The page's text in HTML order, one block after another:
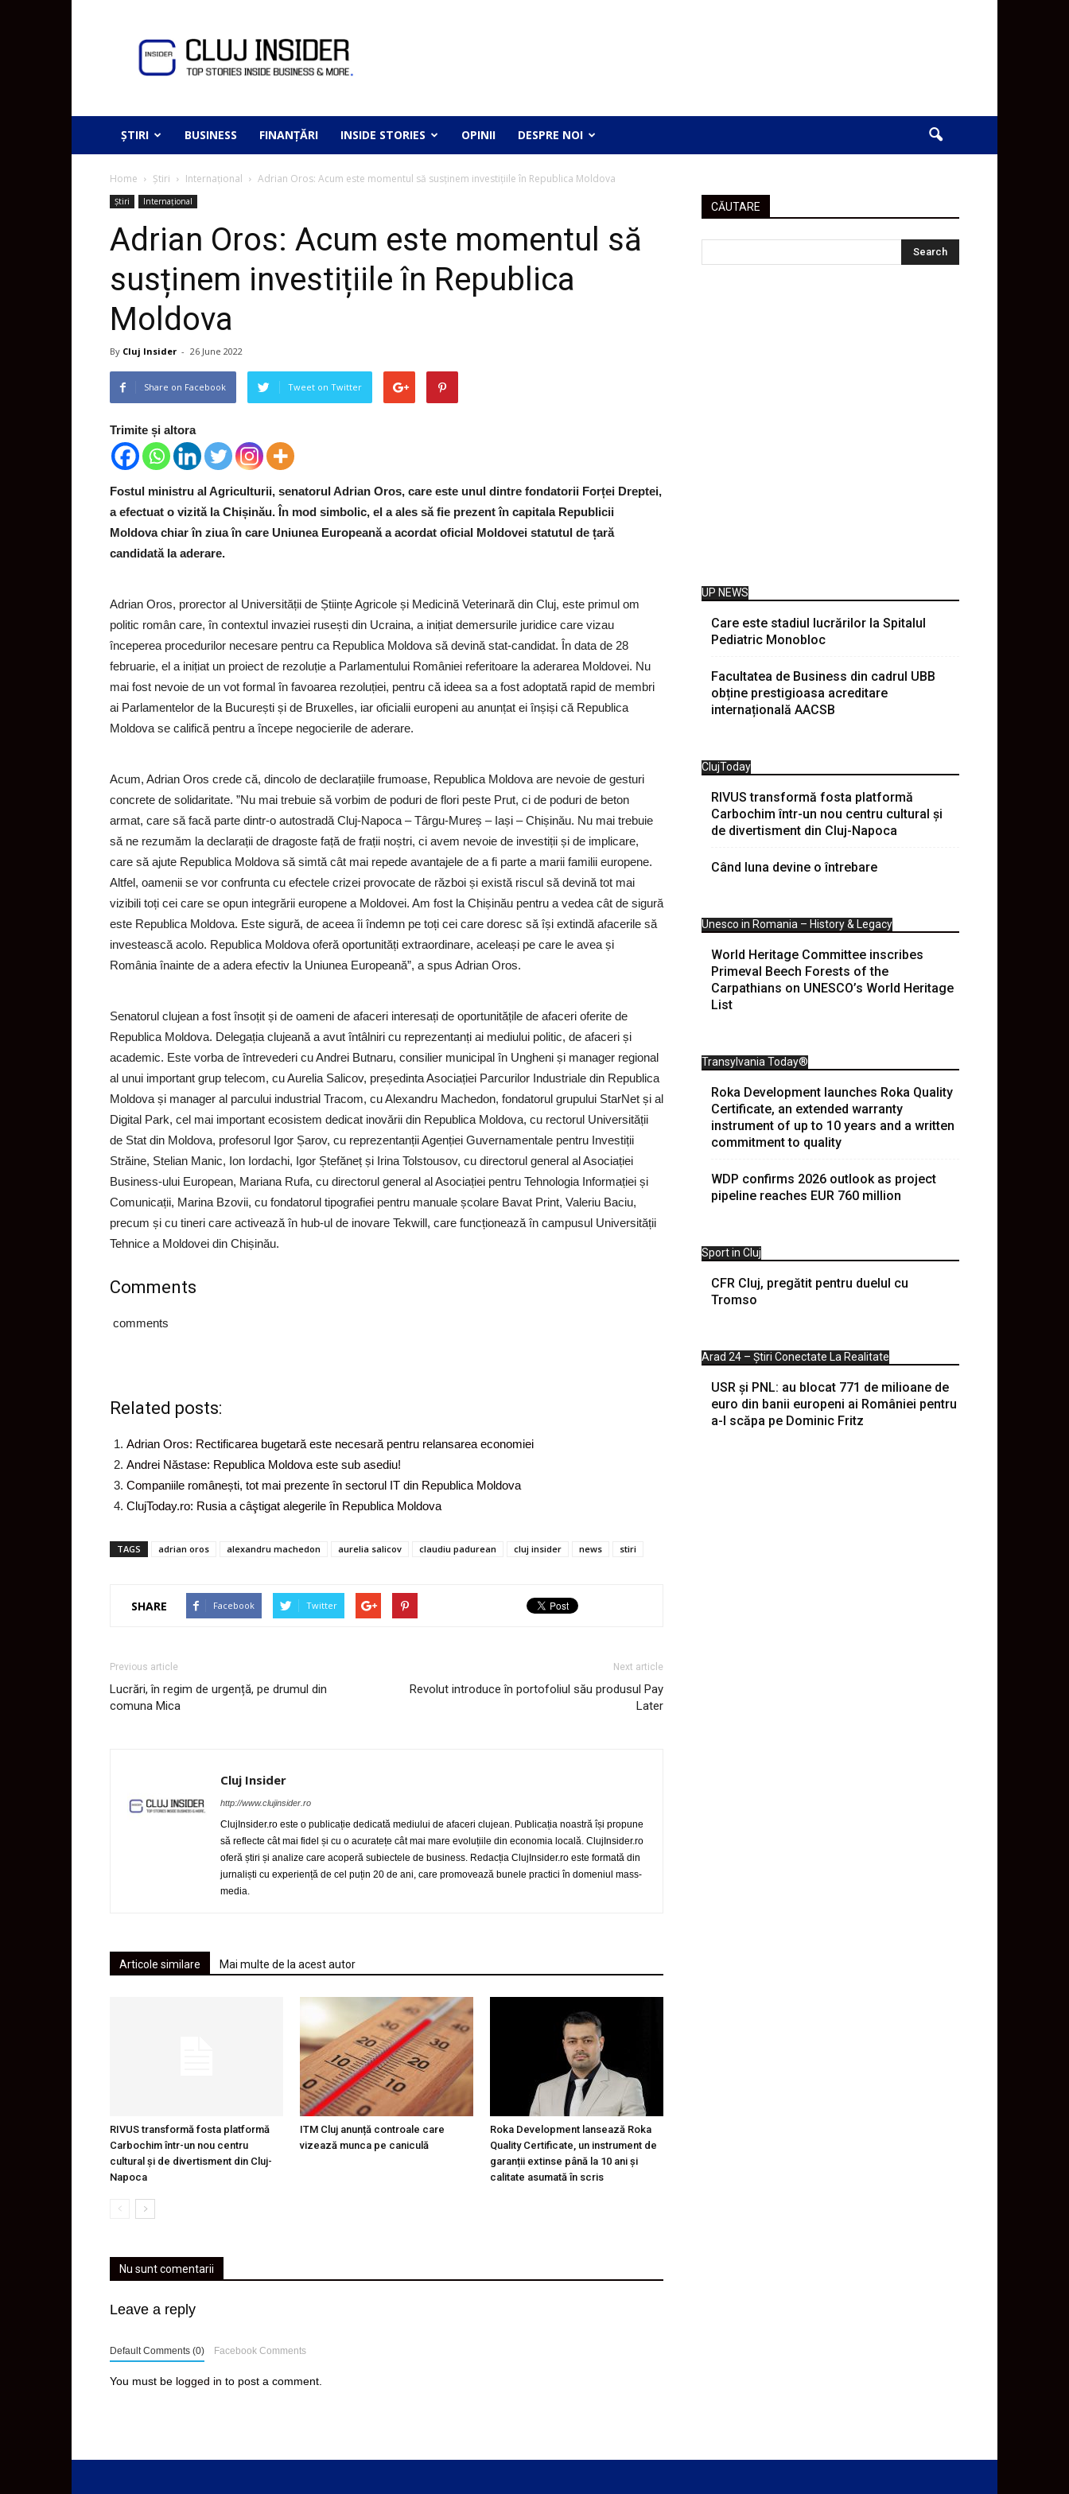
ȘTIRI BUSINESS FINANȚĂRI INSIDE STORIES OPINII DESPRE NOI
Home Știri Internațional Adrian Oros: Acum este momentul să susținem investițiile în Republica Moldova
Știri Internațional
Adrian Oros: Acum este momentul să
susținem investițiile în Republica
Moldova
By Cluj Insider - 26 June 2022
Share on Facebook Tweet on Twitter
Trimite și altora
Fostul ministru al Agriculturii, senatorul Adrian Oros, care este unul dintre fondatorii Forței Dreptei,
a efectuat o vizită la Chișinău. În mod simbolic, el a ales să fie prezent în capitala Republicii
Moldova chiar în ziua în care Uniunea Europeană a acordat oficial Moldovei statutul de țară
candidată la aderare.
Adrian Oros, prorector al Universității de Științe Agricole și Medicină Veterinară din Cluj, este primul om
politic român care, în contextul invaziei rusești din Ucraina, a inițiat demersurile juridice care vizau
începerea procedurilor necesare pentru ca Republica Moldova să devină stat-candidat. În data de 28
februarie, el a inițiat un proiect de rezoluție a Parlamentului României referitoare la aderarea Moldovei. Nu
mai fost nevoie de un vot formal în favoarea rezoluției, pentru că ideea sa a fost adoptată rapid de membri
ai Parlamentelor de la București și de Bruxelles, iar oficialii europeni au anunțat ei înșiși că Republica
Moldova se califică pentru a începe negocierile de aderare.
Acum, Adrian Oros crede că, dincolo de declarațiile frumoase, Republica Moldova are nevoie de gesturi
concrete de solidaritate. ”Nu mai trebuie să vorbim de poduri de flori peste Prut, ci de poduri de beton
armat, care să facă parte dintr-o autostradă Cluj-Napoca – Târgu-Mureș – Iași – Chișinău. Nu mai trebuie
să ne rezumăm la declarații de dragoste față de frații noștri, ci avem nevoie de investiții și de implicare,
care să ajute Republica Moldova să simtă cât mai repede avantajele de a fi parte a marii familii europene.
Altfel, oamenii se vor confrunta cu efectele crizei provocate de război și există riscul să devină tot mai
vizibili toți cei care se opun integrării europene a Moldovei. Am fost la Chișinău pentru a vedea cât de sigură
este Republica Moldova. Este sigură, de aceea îi îndemn pe toți cei care doresc să își extindă afacerile să
investească acolo. Republica Moldova oferă oportunități extraordinare, aceleași pe care le avea și
România înainte de a adera efectiv la Uniunea Europeană”, a spus Adrian Oros.
Senatorul clujean a fost însoțit și de oameni de afaceri interesați de oportunitățile de afaceri oferite de
Republica Moldova. Delegația clujeană a avut întâlniri cu reprezentanți ai mediului politic, de afaceri și
academic. Este vorba de întrevederi cu Andrei Butnaru, consilier municipal în Ungheni și manager regional
al unui important grup telecom, cu Aurelia Salicov, președinta Asociației Parcurilor Industriale din Republica
Moldova și manager al parcului industrial Tracom, cu Alexandru Machedon, fondatorul grupului StarNet și al
Digital Park, cel mai important ecosistem dedicat inovării din Republica Moldova, cu rectorul Universității
de Stat din Moldova, profesorul Igor Șarov, cu reprezentanții Agenției Guvernamentale pentru Investiții
Străine, Stelian Manic, Ion Iordachi, Igor Ștefăneț și Irina Tolstousov, cu directorul general al Asociației
Business-ului European, Mariana Rufa, cu directorul general al Asociației pentru Tehnologia Informației și
Comunicații, Marina Bzovii, cu fondatorul tipografiei pentru manuale școlare Bavat Print, Valeriu Baciu,
precum și cu tineri care activează în hub-ul de inovare Tekwill, care funcționează în campusul Universității
Tehnice a Moldovei din Chișinău.
Comments
comments
Related posts:
Adrian Oros: Rectificarea bugetară este necesară pentru relansarea economiei
Andrei Năstase: Republica Moldova este sub asediu!
Companiile românești, tot mai prezente în sectorul IT din Republica Moldova
ClujToday.ro: Rusia a câştigat alegerile în Republica Moldova
TAGS adrian oros alexandru machedon aurelia salicov claudiu padurean cluj insider news stiri
SHARE Facebook Twitter
Previous article
Lucrări, în regim de urgență, pe drumul din
comuna Mica
Next article
Revolut introduce în portofoliul său produsul Pay
Later
Cluj Insider
http://www.clujinsider.ro
ClujInsider.ro este o publicație dedicată mediului de afaceri clujean. Publicația noastră își propune
să reflecte cât mai fidel și cu o acuratețe cât mai mare evoluțiile din economia locală. ClujInsider.ro
oferă știri și analize care acoperă subiectele de business. Redacția ClujInsider.ro este formată din
jurnaliști cu experiență de cel puțin 20 de ani, care promovează bunele practici în domeniul mass-
media.
Articole similare Mai multe de la acest autor
RIVUS transformă fosta platformă
Carbochim într-un nou centru
cultural și de divertisment din Cluj-
Napoca
ITM Cluj anunță controale care
vizează munca pe caniculă
Roka Development lansează Roka
Quality Certificate, un instrument de
garanții extinse până la 10 ani și
calitate asumată în scris
Nu sunt comentarii
Leave a reply
Default Comments (0) Facebook Comments
You must be logged in to post a comment.
CĂUTARE
UP NEWS
Care este stadiul lucrărilor la Spitalul
Pediatric Monobloc
Facultatea de Business din cadrul UBB
obține prestigioasa acreditare
internațională AACSB
ClujToday
RIVUS transformă fosta platformă
Carbochim într-un nou centru cultural și
de divertisment din Cluj-Napoca
Când luna devine o întrebare
Unesco in Romania – History & Legacy
World Heritage Committee inscribes
Primeval Beech Forests of the
Carpathians on UNESCO’s World Heritage
List
Transylvania Today®
Roka Development launches Roka Quality
Certificate, an extended warranty
instrument of up to 10 years and a written
commitment to quality
WDP confirms 2026 outlook as project
pipeline reaches EUR 760 million
Sport in Cluj
CFR Cluj, pregătit pentru duelul cu
Tromso
Arad 24 – Știri Conectate La Realitate
USR și PNL: au blocat 771 de milioane de
euro din banii europeni ai României pentru
a-l scăpa pe Dominic Fritz